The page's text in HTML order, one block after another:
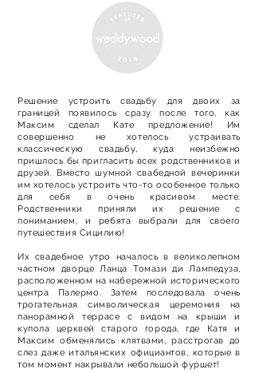
Решение устроить свадьбу для двоих за
границей появилось сразу после того, как
Максим сделал Кате предложение! Им
совершенно не хотелось устраивать
классическую свадьбу, куда неизбежно
пришлось бы пригласить всех родственников и
друзей. Вместо шумной свабедной вечеринки
им хотелось устроить что-то особенное только
для себя в очень красивом месте.
Родственники приняли их решение с
пониманием, и ребята выбрали для своего
путешествия Сицилию!
Их свадебное утро началось в великолепном
частном дворце Ланца Томази ди Лампедуза,
расположенном на набережной исторического
центра Палермо. Затем последовала очень
трогательная символическая церемония на
панорамной террасе с видом на крыши и
купола церквей старого города, где Катя и
Максим обменялись клятвами, расстрогав до
слез даже итальянских официантов, которые в
том момент накрывали небольшой фуршет!